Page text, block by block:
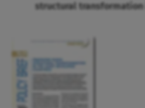
structural transformation